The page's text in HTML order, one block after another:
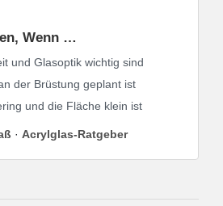
Wenn …
und Glasoptik wichtig sind
der Brüstung geplant ist
und die Fläche klein ist
· Acrylglas-Ratgeber